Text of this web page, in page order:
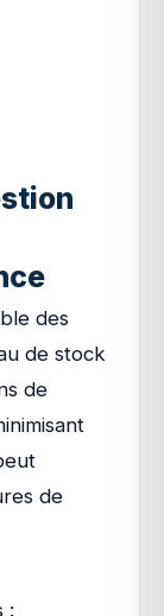
des
de stock
de
de
: